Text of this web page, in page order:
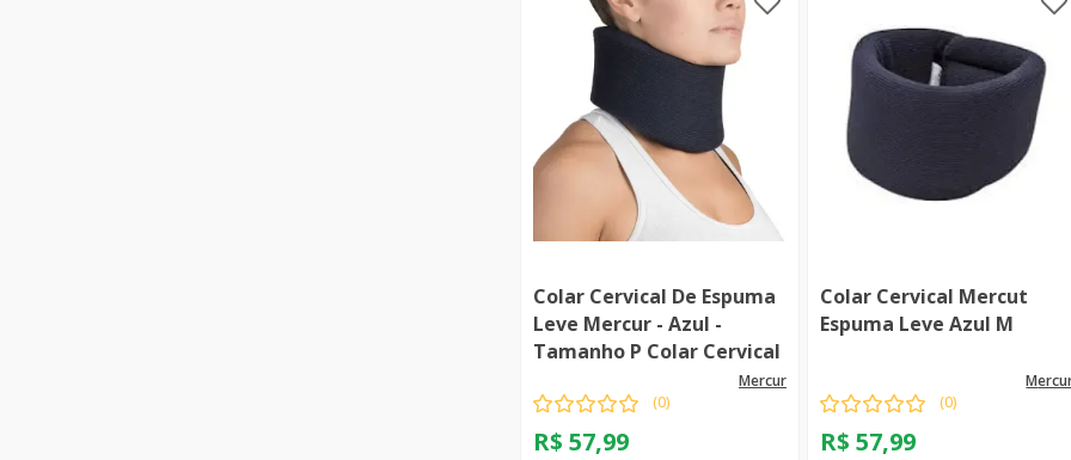
Colar Cervical De Espuma
Leve Mercur - Azul -
Tamanho P Colar Cervical
De Espuma Mercur - Azul
Tam P
mercur
(0)
R$ 57,99
Colar Cervical Mercut
Espuma Leve Azul M
(0)
R$ 57,99